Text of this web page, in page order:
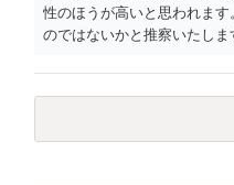
性のほうが高いと思われま
のではないかと推察いたし
い事情もあるかもしれない
状態で配偶者が亡くなると
の方法もありますが）ため
しょうか。